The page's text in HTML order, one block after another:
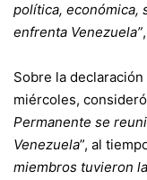
política, económica,
enfrenta Venezuela”
Sobre la
miércoles,
Permanente se
Venezuela”, al
miembros tuvieron